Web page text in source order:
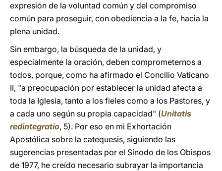
expresión de la voluntad común y del compromiso
común para proseguir, con obediencia a la fe, hacia la
plena unidad.
Sin embargo, la búsqueda de la unidad, y
especialmente la oración, deben comprometernos a
todos, porque, como ha afirmado el Concilio Vaticano
II, "a preocupación por establecer la unidad afecta a
toda la Iglesia, tanto a los fieles como a los Pastores, y
a cada uno según su propia capacidad" (Unitatis
redintegratio, 5). Por eso en mi Exhortación
Apostólica sobre la catequesis, siguiendo las
sugerencias presentadas por el Sínodo de los Obispos
de 1977, he creído necesario subrayar la importancia